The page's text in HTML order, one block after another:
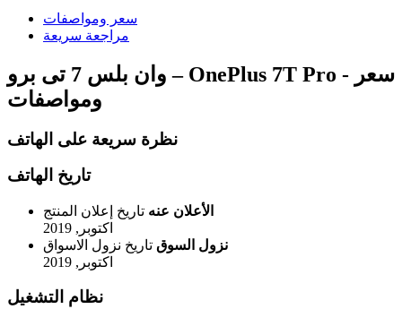
سعر ومواصفات
مراجعة سريعة
وان بلس 7 تى برو – OnePlus 7T Pro - سعر
ومواصفات
نظرة سريعة على الهاتف
تاريخ الهاتف
الأعلان عنه تاريخ إعلان المنتج
اكتوبر, 2019
نزول السوق تاريخ نزول الاسواق
اكتوبر, 2019
نظام التشغيل